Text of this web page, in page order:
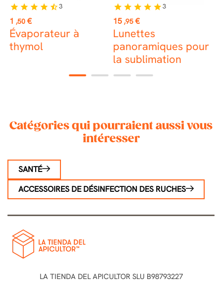
Prix
1 ,50 €
Évaporateur à
thymol
star star star star star_half3
Prix
15 ,95 €
Lunettes
panoramiques pour
la sublimation
star star star star star3
1 2 3 4
Catégories qui pourraient aussi vous
intéresser
SANTÉ
ACCESSOIRES DE DÉSINFECTION DES RUCHES
LA TIENDA DEL APICULTOR SLU B98793227